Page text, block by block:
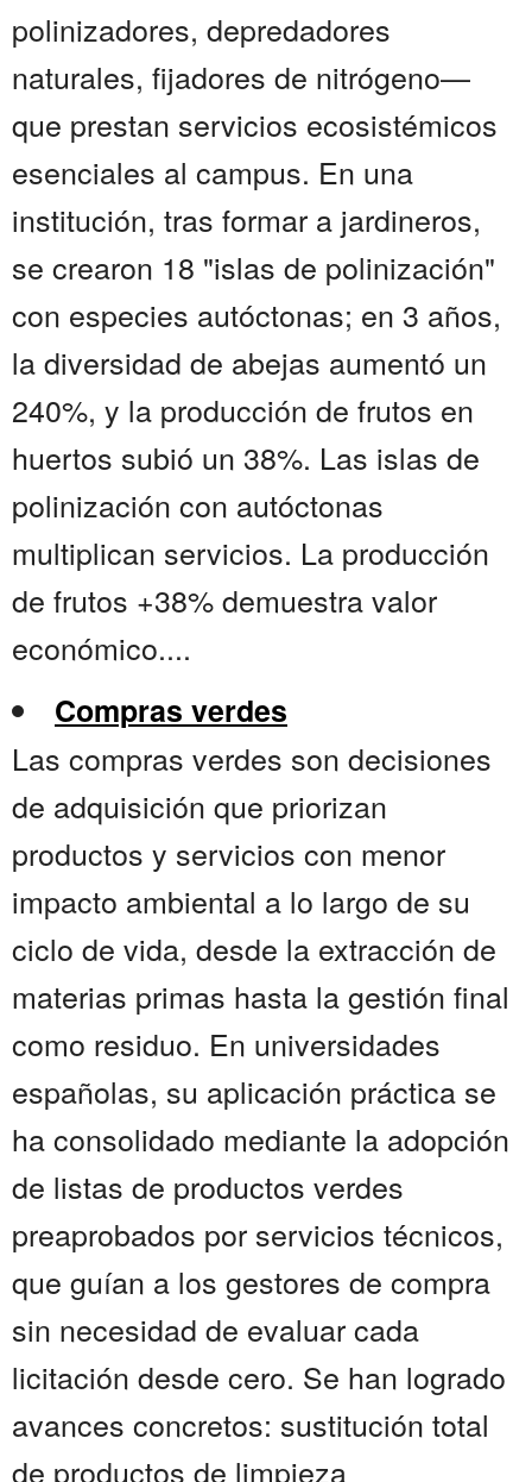
polinizadores, depredadores
naturales, fijadores de nitrógeno—
que prestan servicios ecosistémicos
esenciales al campus. En una
institución, tras formar a jardineros,
se crearon 18 "islas de polinización"
con especies autóctonas; en 3 años,
la diversidad de abejas aumentó un
240%, y la producción de frutos en
huertos subió un 38%. Las islas de
polinización con autóctonas
multiplican servicios. La producción
de frutos +38% demuestra valor
económico....
Compras verdes
Las compras verdes son decisiones
de adquisición que priorizan
productos y servicios con menor
impacto ambiental a lo largo de su
ciclo de vida, desde la extracción de
materias primas hasta la gestión final
como residuo. En universidades
españolas, su aplicación práctica se
ha consolidado mediante la adopción
de listas de productos verdes
preaprobados por servicios técnicos,
que guían a los gestores de compra
sin necesidad de evaluar cada
licitación desde cero. Se han logrado
avances concretos: sustitución total
de productos de limpieza